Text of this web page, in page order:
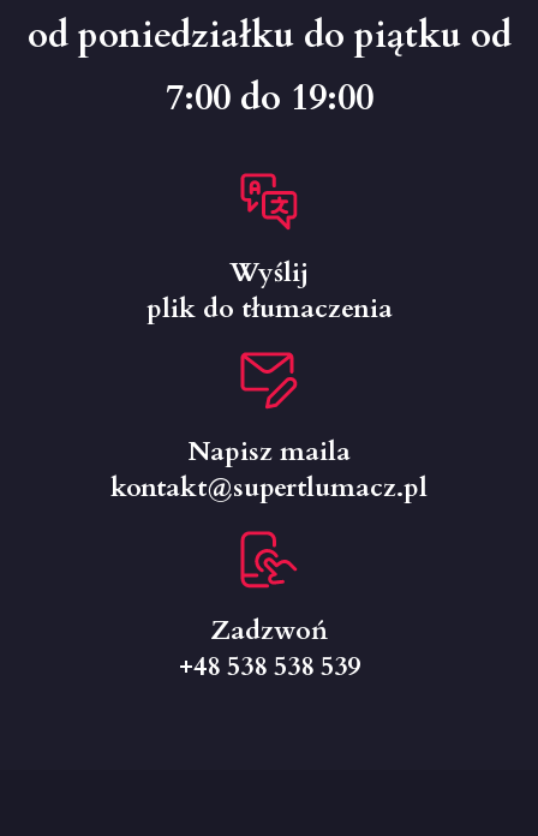
od poniedziałku do piątku od
7:00 do 19:00
Wyślij
plik do tłumaczenia
Napisz maila
kontakt@supertlumacz.pl
Zadzwoń
+48 538 538 539